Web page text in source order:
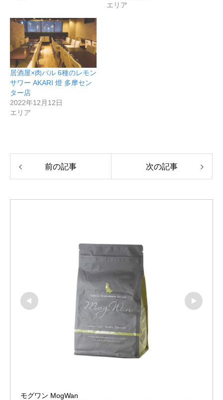
エリア
居酒屋×肉バル 6種のレモン
サワー AKARI 燈 多摩セン
ター店
2022年12月12日
エリア
前の記事 次の記事
モグワン MogWan